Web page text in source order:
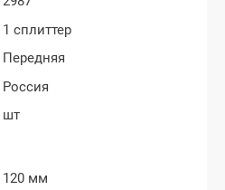
1 сплиттер
Передняя
Россия
шт
120 мм